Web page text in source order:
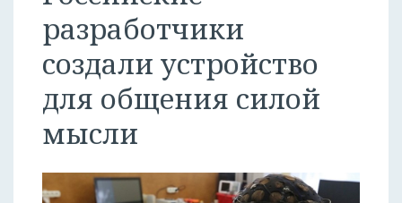
разработчики
создали устройство
для общения силой
мысли